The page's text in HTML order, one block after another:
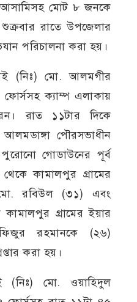
আসামিসহ মোট ৮ জনকে
শুক্রবার রাতে উপজেলার
পরিচালনা করা হয়।
(নিঃ) মো. আলমগীর
ক্যাম্প এলাকায়
রাত ১১টার দিকে
আলমডাঙ্গা পৌরসভাধীন
পুরোনো গোডাউনের পূর্ব
কামালপুর গ্রামের
রবিউল (৩১) এবং
গ্রামের ইয়ার
রহমানকে (২৬)
করা হয়।
মো. ওয়াহিদুল